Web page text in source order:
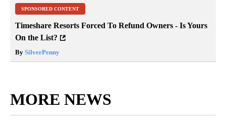
SPONSORED CONTENT
Timeshare Resorts Forced To Refund Owners - Is Yours
On the List?
By SilverPenny
MORE NEWS